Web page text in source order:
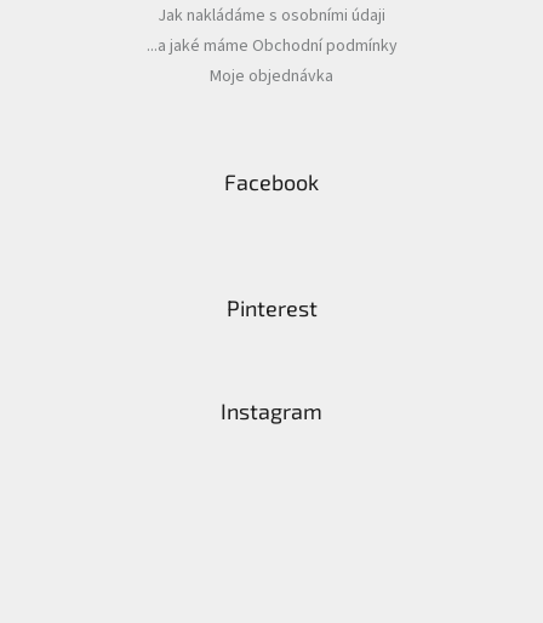
Jak nakládáme s osobními údaji
...a jaké máme Obchodní podmínky
Moje objednávka
Facebook
Pinterest
Instagram